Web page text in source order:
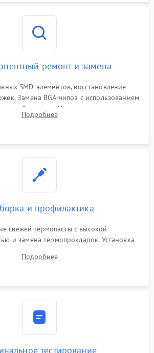
ремонт и замена
SMD-элементов, восстановление
Замена BGA-чипов с использованием
станции. Прошивка микросхемы
поврежденных портов USB
Подробнее
и профилактика
свежей термопасты с высокой
и замена термопрокладок. Установка
памяти и накопителей. Предварительная
Подробнее
тестирование